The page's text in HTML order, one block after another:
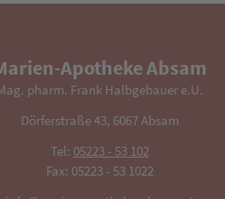
Apotheke Absam
pharm. Frank Halbgebauer e.U.
Dörferstraße 43, 6067 Absam
Tel: 05223 - 53 102
Fax: 05223 - 53 1022